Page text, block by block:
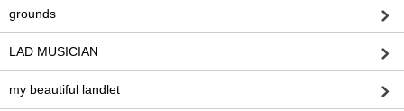
grounds
LAD MUSICIAN
my beautiful landlet